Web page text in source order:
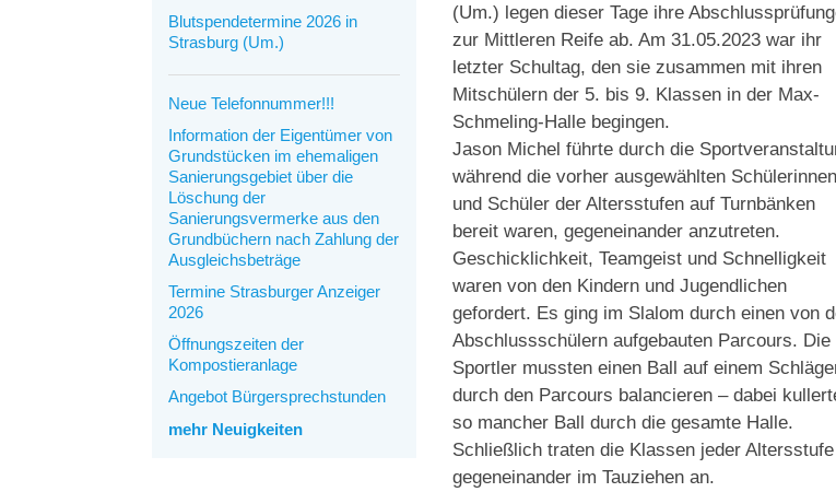
Blutspendetermine 2026 in
Strasburg (Um.)
Neue Telefonnummer!!!
Information der Eigentümer von
Grundstücken im ehemaligen
Sanierungsgebiet über die
Löschung der
Sanierungsvermerke aus den
Grundbüchern nach Zahlung der
Ausgleichsbeträge
Termine Strasburger Anzeiger
2026
Öffnungszeiten der
Kompostieranlage
Angebot Bürgersprechstunden
mehr Neuigkeiten
(Um.) legen dieser Tage ihre
zur Mittleren Reife ab. Am 31.05.2023 war ihr
letzter Schultag, den sie zusammen mit ihren
Mitschülern der 5. bis 9. Klassen in der Max-
Schmeling-Halle begingen.
Jason Michel führte durch die
während die vorher ausgewählten Schülerinnen
und Schüler der Altersstufen auf Turnbänken
bereit waren, gegeneinander anzutreten.
Geschicklichkeit, Teamgeist und Schnelligkeit
waren von den Kindern und Jugendlichen
gefordert. Es ging im Slalom durch einen von
Abschlussschülern aufgebauten Parcours. Die
Sportler mussten einen Ball auf einem
durch den Parcours balancieren – dabei
so mancher Ball durch die gesamte Halle.
Schließlich traten die Klassen jeder Altersstufe
gegeneinander im Tauziehen an.